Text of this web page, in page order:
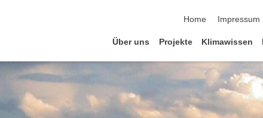
Home
Impressum
Über uns Projekte Klimawissen